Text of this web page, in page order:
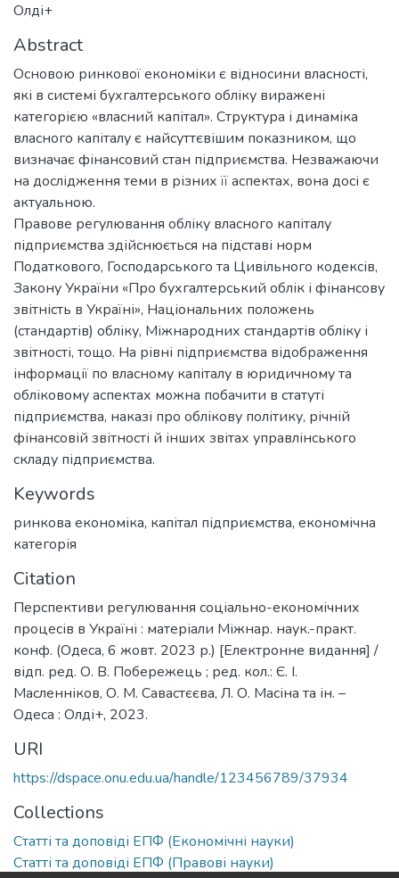
Олді+
Abstract
Основою ринкової економіки є відносини власності,
які в системі бухгалтерського обліку виражені
категорією «власний капітал». Структура і динаміка
власного капіталу є найсуттєвішим показником, що
визначає фінансовий стан підприємства. Незважаючи
на дослідження теми в різних її аспектах, вона досі є
актуальною.
Правове регулювання обліку власного капіталу
підприємства здійснюється на підставі норм
Податкового, Господарського та Цивільного кодексів,
Закону України «Про бухгалтерський облік і фінансову
звітність в Україні», Національних положень
(стандартів) обліку, Міжнародних стандартів обліку і
звітності, тощо. На рівні підприємства відображення
інформації по власному капіталу в юридичному та
обліковому аспектах можна побачити в статуті
підприємства, наказі про облікову політику, річній
фінансовій звітності й інших звітах управлінського
складу підприємства.
Keywords
ринкова економіка, капітал підприємства, економічна
категорія
Citation
Перспективи регулювання соціально-економічних
процесів в Україні : матеріали Міжнар. наук.-практ.
конф. (Одеса, 6 жовт. 2023 р.) [Електронне видання] /
відп. ред. О. В. Побережець ; ред. кол.: Є. І.
Масленніков, О. М. Савастєєва, Л. О. Масіна та ін. –
Одеса : Олді+, 2023.
URI
https://dspace.onu.edu.ua/handle/123456789/37934
Collections
Статті та доповіді ЕПФ (Економічні науки)
Статті та доповіді ЕПФ (Правові науки)